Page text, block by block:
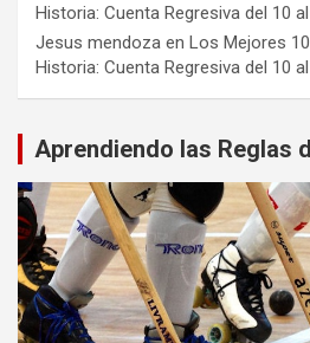
Historia: Cuenta Regresiva del 10 al
Jesus mendoza en Los Mejores
Historia: Cuenta Regresiva del 10 al
Aprendiendo las Reglas